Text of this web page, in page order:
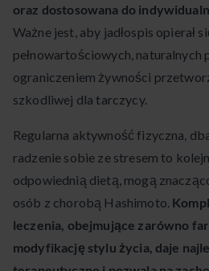
oraz dostosowana do
Ważne jest, aby jadłospis opierał
pełnowartościowych, naturalnych
ograniczeniem żywności
szkodliwej dla tarczycy.
Regularna aktywność fizyczna,
radzenie sobie ze stresem to
odpowiednią dietą, mogą
osób z chorobą Hashimoto.
leczenia, obejmujące zarówno
modyfikację stylu życia, daje